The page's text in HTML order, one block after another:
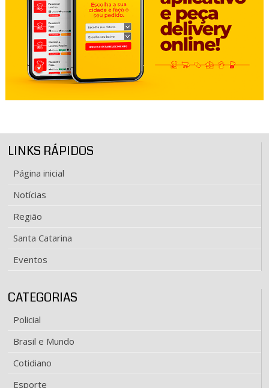
LINKS RÁPIDOS
Página inicial
Notícias
Região
Santa Catarina
Eventos
CATEGORIAS
Policial
Brasil e Mundo
Cotidiano
Esporte